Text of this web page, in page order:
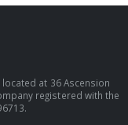
located at 36 Ascension
registered with the